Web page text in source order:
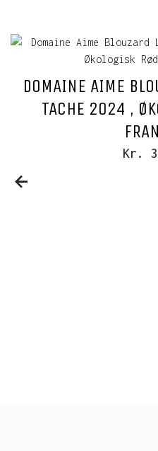
DOMAINE AIME
TACHE 2024 ,
Kr.